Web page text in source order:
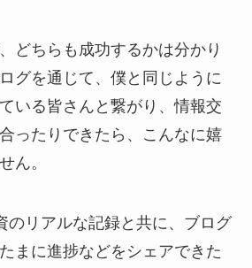
どちらも成功するかは分かり
グを通じて、僕と同じように
いる皆さんと繋がり、情報交
ったりできたら、こんなに嬉
ん。
のリアルな記録と共に、ブログ
まに進捗などをシェアできた